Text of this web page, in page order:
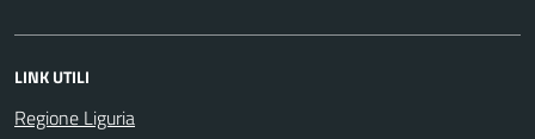
LINK UTILI
Regione Liguria